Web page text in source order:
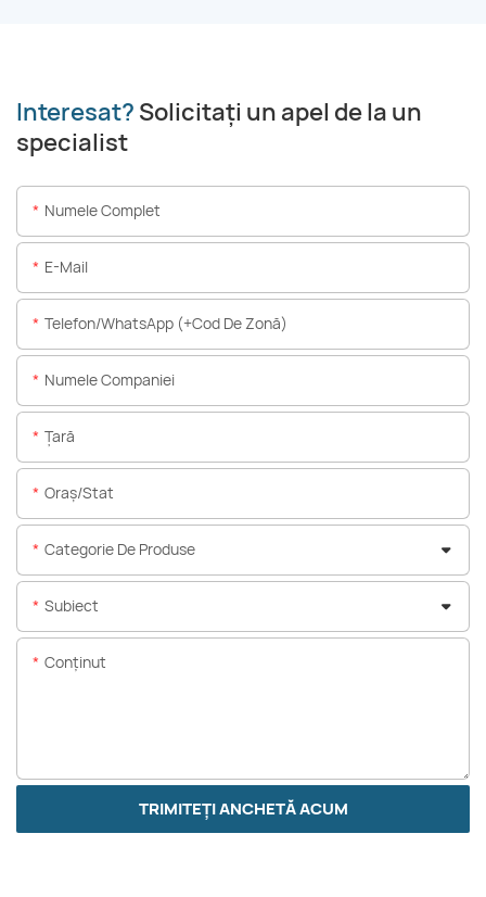
Interesat? Solicitați un apel de la un
specialist
Numele Complet
E-Mail
Telefon/WhatsApp (+Cod De Zonă)
Numele Companiei
Ţară
Oraș/stat
Categorie De Produse
Subiect
Conţinut
TRIMITEȚI ANCHETĂ ACUM